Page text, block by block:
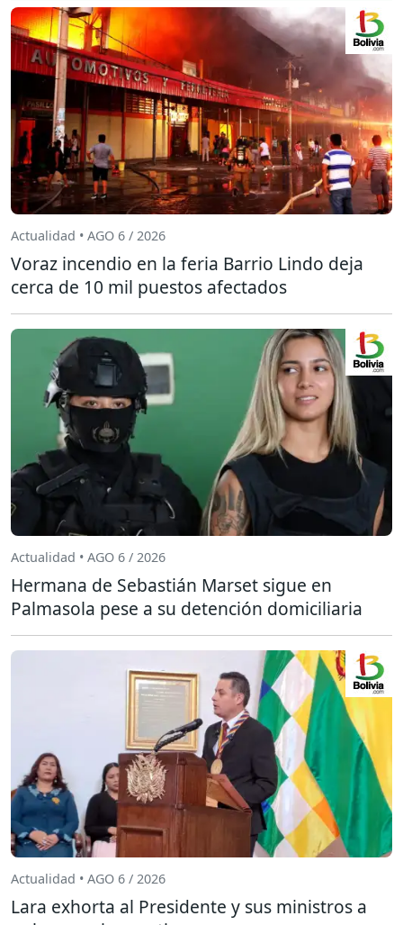
Actualidad • AGO 6 / 2026
Voraz incendio en la feria Barrio Lindo deja
cerca de 10 mil puestos afectados
Actualidad • AGO 6 / 2026
Hermana de Sebastián Marset sigue en
Palmasola pese a su detención domiciliaria
Actualidad • AGO 6 / 2026
Lara exhorta al Presidente y sus ministros a